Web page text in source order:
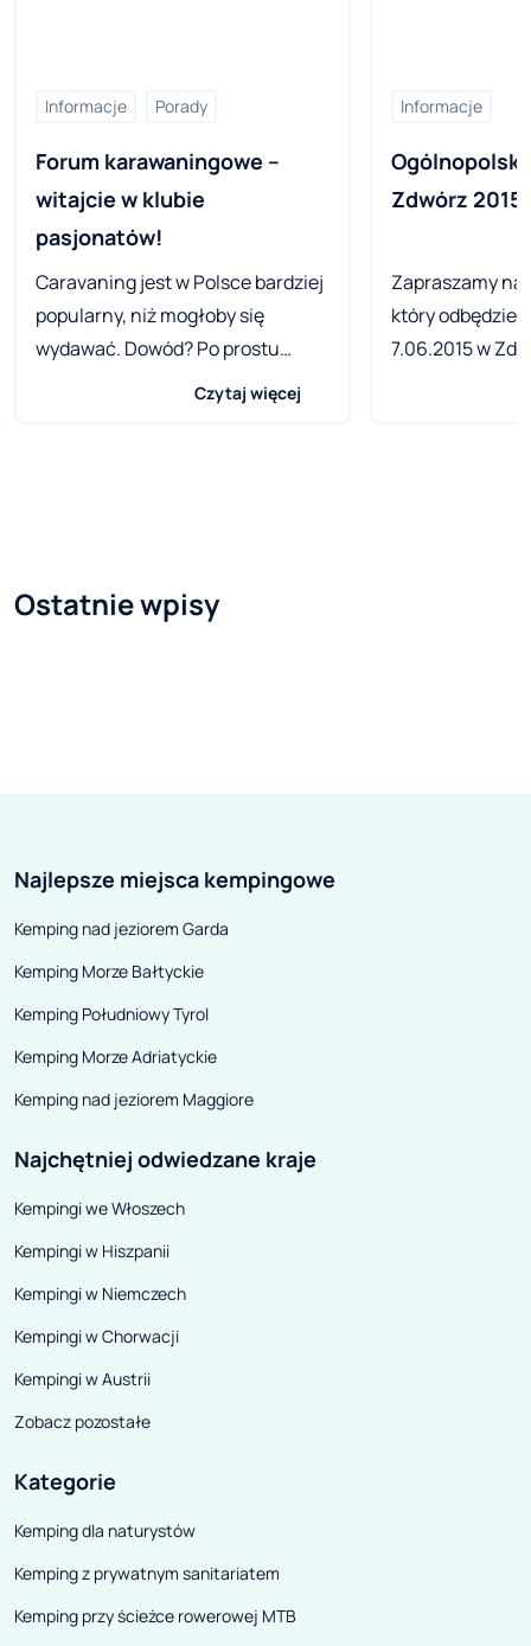
Informacje Porady
Forum karawaningowe –
witajcie w klubie
pasjonatów!
Caravaning jest w Polsce bardziej
popularny, niż mogłoby się
wydawać. Dowód? Po prostu
rozejrzyj się, przejrzyj fora
caravaningu jest w Polsce?
Czytaj więcej
Informacje
Ogólnopolski
Zdwórz 2015
Zapraszamy na
który odbędzie
7.06.2015 w
Ostatnie wpisy
Najlepsze miejsca kempingowe
Kemping nad jeziorem Garda
Kemping Morze Bałtyckie
Kemping Południowy Tyrol
Kemping Morze Adriatyckie
Kemping nad jeziorem Maggiore
Najchętniej odwiedzane kraje
Kempingi we Włoszech
Kempingi w Hiszpanii
Kempingi w Niemczech
Kempingi w Chorwacji
Kempingi w Austrii
Zobacz pozostałe
Kategorie
Kemping dla naturystów
Kemping z prywatnym sanitariatem
Kemping przy ścieżce rowerowej MTB